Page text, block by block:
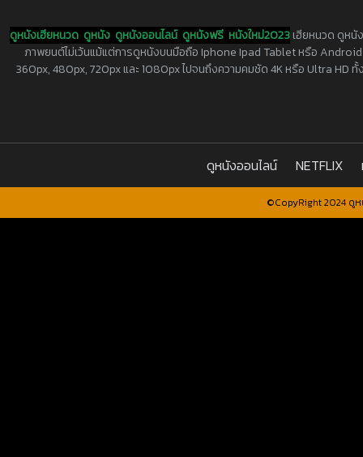
ดูหนังเฮียหนวด ดูหนัง ดูหนังออนไลน์ ดูหนังฟรี หนังใหม่2023เฮียหนวด ดูหนั
ภาพยนต์ไม่เว้นแม้แต่การดูหนังบนมือถือ Iphone Ipad Tablet หรือ
360px, 480px, 720px และ 1080px ไปจนถึงความคมชัด 4K หรือ Ultra HD
ดูหนังออนไลน์ NETFLIX
©CopyRight 2024 ดู